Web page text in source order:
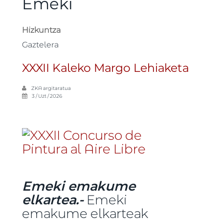
Emeki
Hizkuntza
Gaztelera
XXXII Kaleko Margo Lehiaketa
ZKA argitaratua
3 / Uzt / 2026
Emeki emakume
elkartea.-Emeki
emakume elkarteak